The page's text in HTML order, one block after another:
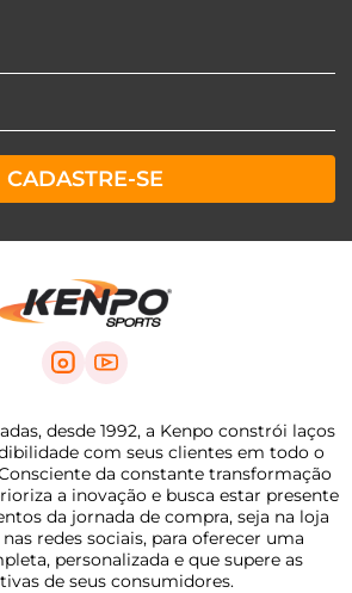
CADASTRE-SE
desde 1992, a Kenpo constrói laços
com seus clientes em todo o
da constante transformação
a inovação e busca estar presente
da jornada de compra, seja na loja
redes sociais, para oferecer uma
personalizada e que supere as
de seus consumidores.